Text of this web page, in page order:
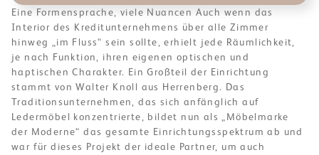
Eine Formensprache, viele Nuancen Auch wenn das
Interior des Kreditunternehmens über alle Zimmer
hinweg „im Fluss“ sein sollte, erhielt jede Räumlichkeit,
je nach Funktion, ihren eigenen optischen und
haptischen Charakter. Ein Großteil der Einrichtung
stammt von Walter Knoll aus Herrenberg. Das
Traditionsunternehmen, das sich anfänglich auf
Ledermöbel konzentrierte, bildet nun als „Möbelmarke
der Moderne“ das gesamte Einrichtungsspektrum ab und
war für dieses Projekt der ideale Partner, um auch